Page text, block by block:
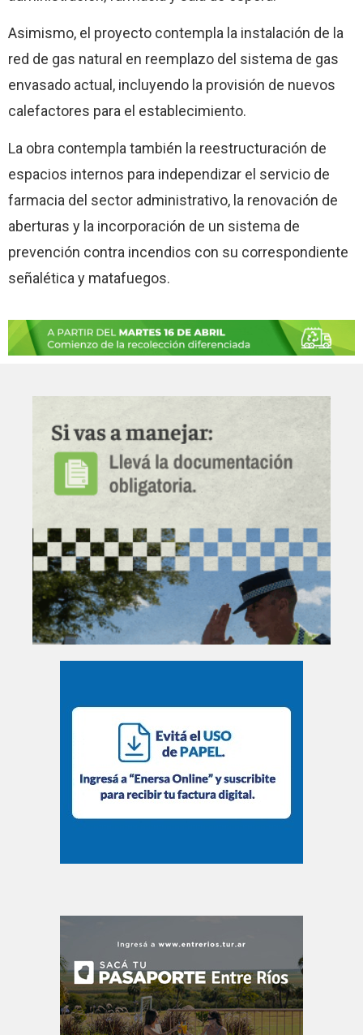
Asimismo, el proyecto contempla la instalación de la
red de gas natural en reemplazo del sistema de gas
envasado actual, incluyendo la provisión de nuevos
calefactores para el establecimiento.
La obra contempla también la reestructuración de
espacios internos para independizar el servicio de
farmacia del sector administrativo, la renovación de
aberturas y la incorporación de un sistema de
prevención contra incendios con su correspondiente
señalética y matafuegos.